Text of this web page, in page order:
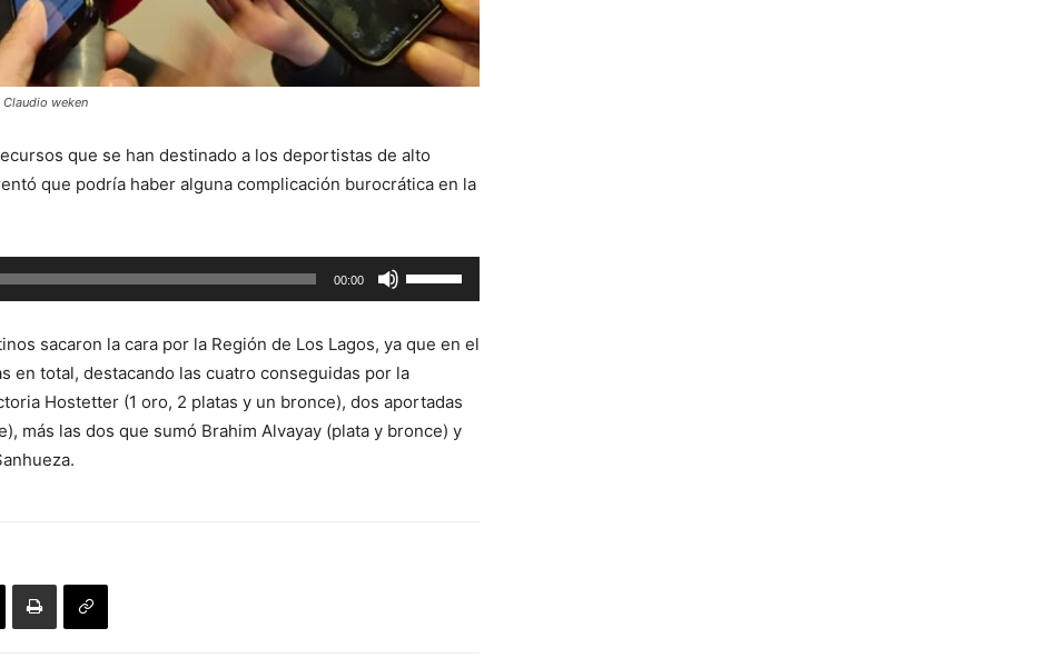
weken
que se han destinado a los deportistas de alto
que podría haber alguna complicación burocrática en la
00:00
las
de
flecha
arriba/abajo
para
sacaron la cara por la Región de Los Lagos, ya que en el
en total, destacando las cuatro conseguidas por la
Hostetter (1 oro, 2 platas y un bronce), dos aportadas
más las dos que sumó Brahim Alvayay (plata y bronce) y